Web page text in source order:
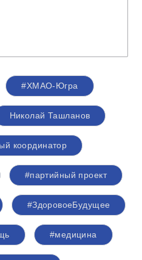
#ХМАО-Югра
Николай Ташланов
координатор
#партийный проект
#ЗдоровоеБудущее
#медицина